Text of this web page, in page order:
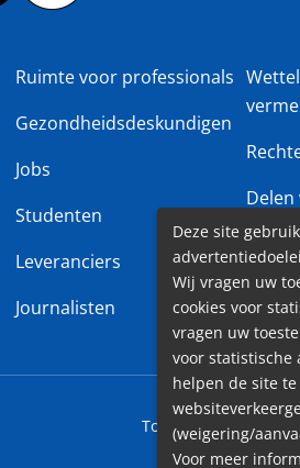
Ruimte voor professionals
Gezondheidsdeskundigen
Jobs
Studenten
Leveranciers
Journalisten
Delen
Toegankelijkheid
Deze site
Wij vragen uw
cookies voor
vragen uw
voor statistische
helpen de site
(weigering/
Voor meer